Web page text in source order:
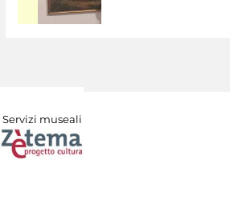
Servizi museali